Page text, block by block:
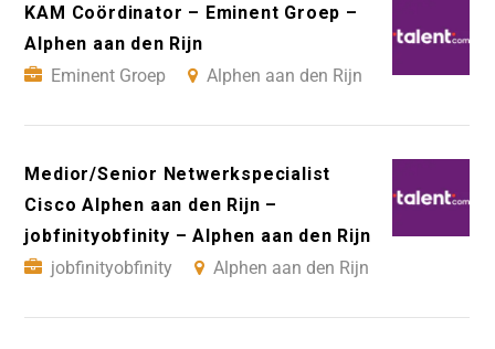
KAM Coördinator – Eminent Groep –
Alphen aan den Rijn
Eminent Groep
Alphen aan den Rijn
Medior/Senior Netwerkspecialist
Cisco Alphen aan den Rijn –
jobfinityobfinity – Alphen aan den Rijn
jobfinityobfinity
Alphen aan den Rijn